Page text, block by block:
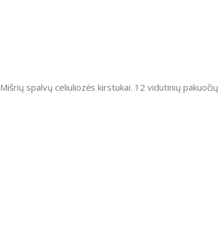
Mišrių spalvų celiuliozės kirstukai. 12 vidutinių pakuočių